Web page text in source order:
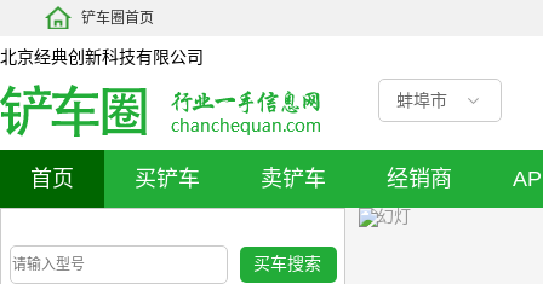
铲车圈首页
北京经典创新科技有限公司
蚌埠市
首页 买铲车 卖铲车 经销商